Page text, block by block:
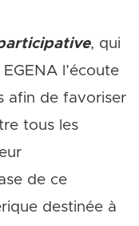
, qui
l’écoute
afin de favoriser
tous les
de ce
destinée à